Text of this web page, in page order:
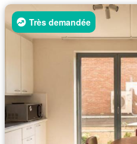
Très demandée